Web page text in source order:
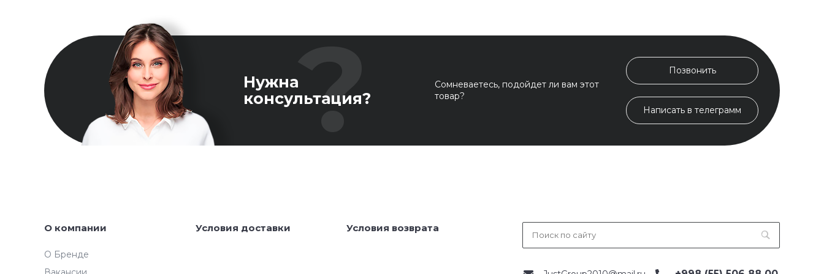
Нужна
консультация?
Сомневаетесь, подойдет ли вам этот
товар?
Позвонить
Написать в телеграмм
О компании
О Бренде
Условия доставки Условия возврата